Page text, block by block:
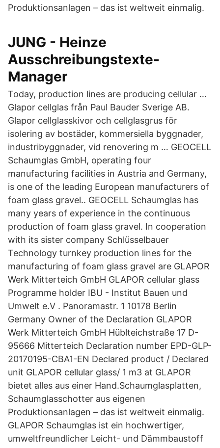
Produktionsanlagen – das ist weltweit einmalig.
JUNG - Heinze
Ausschreibungstexte-
Manager
Today, production lines are producing cellular …
Glapor cellglas från Paul Bauder Sverige AB.
Glapor cellglasskivor och cellglasgrus för
isolering av bostäder, kommersiella byggnader,
industribyggnader, vid renovering m … GEOCELL
Schaumglas GmbH, operating four
manufacturing facilities in Austria and Germany,
is one of the leading European manufacturers of
foam glass gravel.. GEOCELL Schaumglas has
many years of experience in the continuous
production of foam glass gravel. In cooperation
with its sister company Schlüsselbauer
Technology turnkey production lines for the
manufacturing of foam glass gravel are GLAPOR
Werk Mitterteich GmbH GLAPOR cellular glass
Programme holder IBU - Institut Bauen und
Umwelt e.V . Panoramastr. 1 10178 Berlin
Germany Owner of the Declaration GLAPOR
Werk Mitterteich GmbH Hüblteichstraße 17 D-
95666 Mitterteich Declaration number EPD-GLP-
20170195-CBA1-EN Declared product / Declared
unit GLAPOR cellular glass/ 1 m3 at GLAPOR
bietet alles aus einer Hand.Schaumglasplatten,
Schaumglasschotter aus eigenen
Produktionsanlagen – das ist weltweit einmalig.
GLAPOR Schaumglas ist ein hochwertiger,
umweltfreundlicher Leicht- und Dämmbaustoff